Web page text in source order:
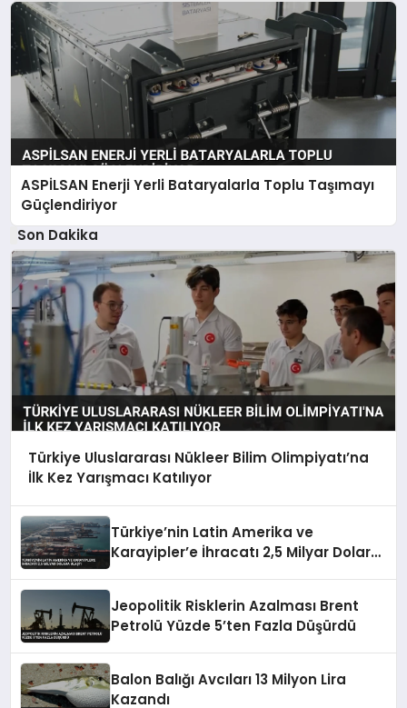
ASPİLSAN Enerji Yerli Bataryalarla Toplu Taşımayı
Güçlendiriyor
Son Dakika
Türkiye Uluslararası Nükleer Bilim Olimpiyatı’na
İlk Kez Yarışmacı Katılıyor
Türkiye’nin Latin Amerika ve
Karayipler’e İhracatı 2,5 Milyar Dolara
Jeopolitik Risklerin Azalması Brent
Petrolü Yüzde 5’ten Fazla Düşürdü
Balon Balığı Avcıları 13 Milyon Lira
Kazandı